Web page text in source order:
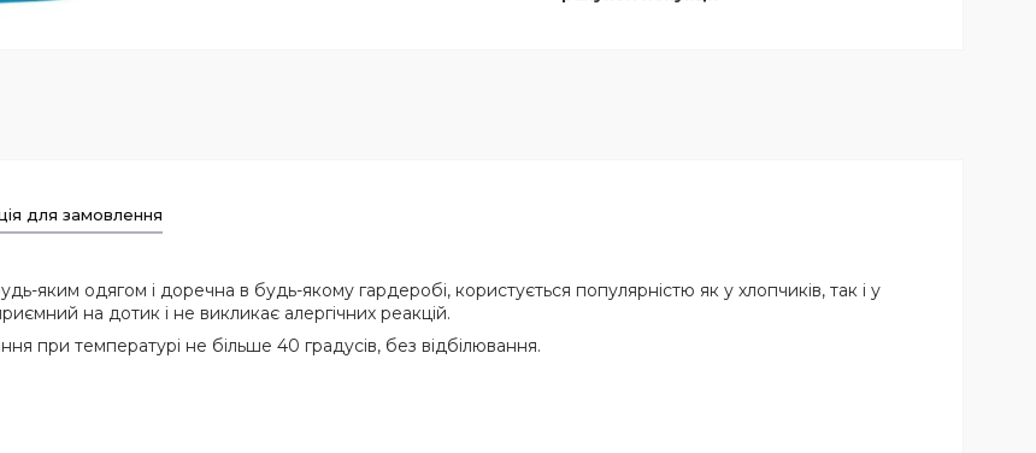
для замовлення
яким одягом і доречна в будь-якому гардеробі, користується популярністю як у хлопчиків, так і у
на дотик і не викликає алергічних реакцій.
при температурі не більше 40 градусів, без відбілювання.